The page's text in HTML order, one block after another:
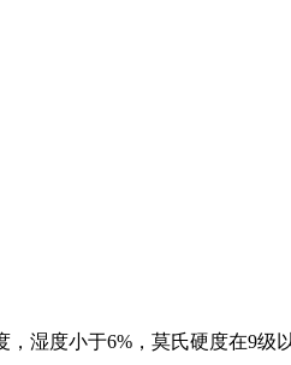
湿度小于6%，莫氏硬度在9